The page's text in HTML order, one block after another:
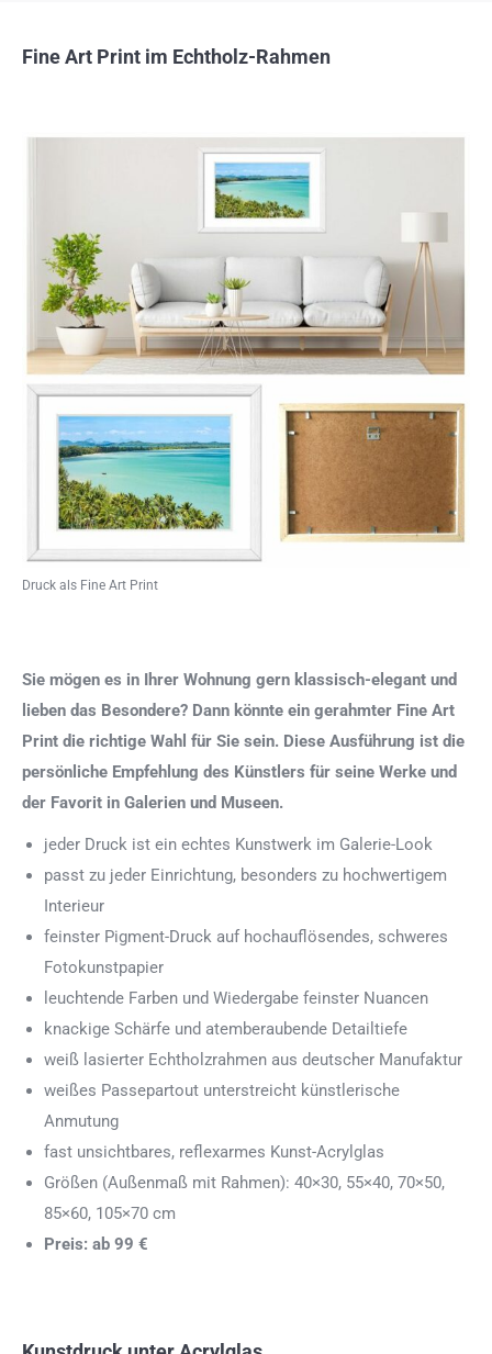
Fine Art Print im Echtholz-Rahmen
Druck als Fine Art Print
Sie mögen es in Ihrer Wohnung gern klassisch-elegant und
lieben das Besondere? Dann könnte ein gerahmter Fine Art
Print die richtige Wahl für Sie sein. Diese Ausführung ist die
persönliche Empfehlung des Künstlers für seine Werke und
der Favorit in Galerien und Museen.
jeder Druck ist ein echtes Kunstwerk im Galerie-Look
passt zu jeder Einrichtung, besonders zu hochwertigem
Interieur
feinster Pigment-Druck auf hochauflösendes, schweres
Fotokunstpapier
leuchtende Farben und Wiedergabe feinster Nuancen
knackige Schärfe und atemberaubende Detailtiefe
weiß lasierter Echtholzrahmen aus deutscher Manufaktur
weißes Passepartout unterstreicht künstlerische
Anmutung
fast unsichtbares, reflexarmes Kunst-Acrylglas
Größen (Außenmaß mit Rahmen): 40×30, 55×40, 70×50,
85×60, 105×70 cm
Preis: ab 99 €